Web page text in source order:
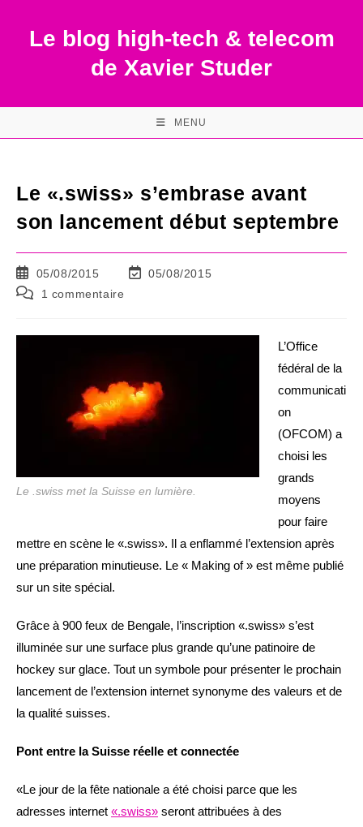
contentLe blog high-tech & telecom
de Xavier Studer
MENU
Le «.swiss» s’embrase avant
son lancement début septembre
Publication
publiée :
05/08/2015
Dernière
publication :
05/08/2015
Commentaires
publication :
1 commentaire
Le .swiss met la Suisse en lumière.
L’Office
fédéral de la
communicati
on
(OFCOM) a
choisi les
grands
moyens
pour faire
mettre en scène le «.swiss». Il a enflammé l’extension après
une préparation minutieuse. Le « Making of » est même publié
sur un site spécial.
Grâce à 900 feux de Bengale, l’inscription «.swiss» s’est
illuminée sur une surface plus grande qu’une patinoire de
hockey sur glace. Tout un symbole pour présenter le prochain
lancement de l’extension internet synonyme des valeurs et de
la qualité suisses.
Pont entre la Suisse réelle et connectée
«Le jour de la fête nationale a été choisi parce que les
adresses internet «.swiss» seront attribuées à des